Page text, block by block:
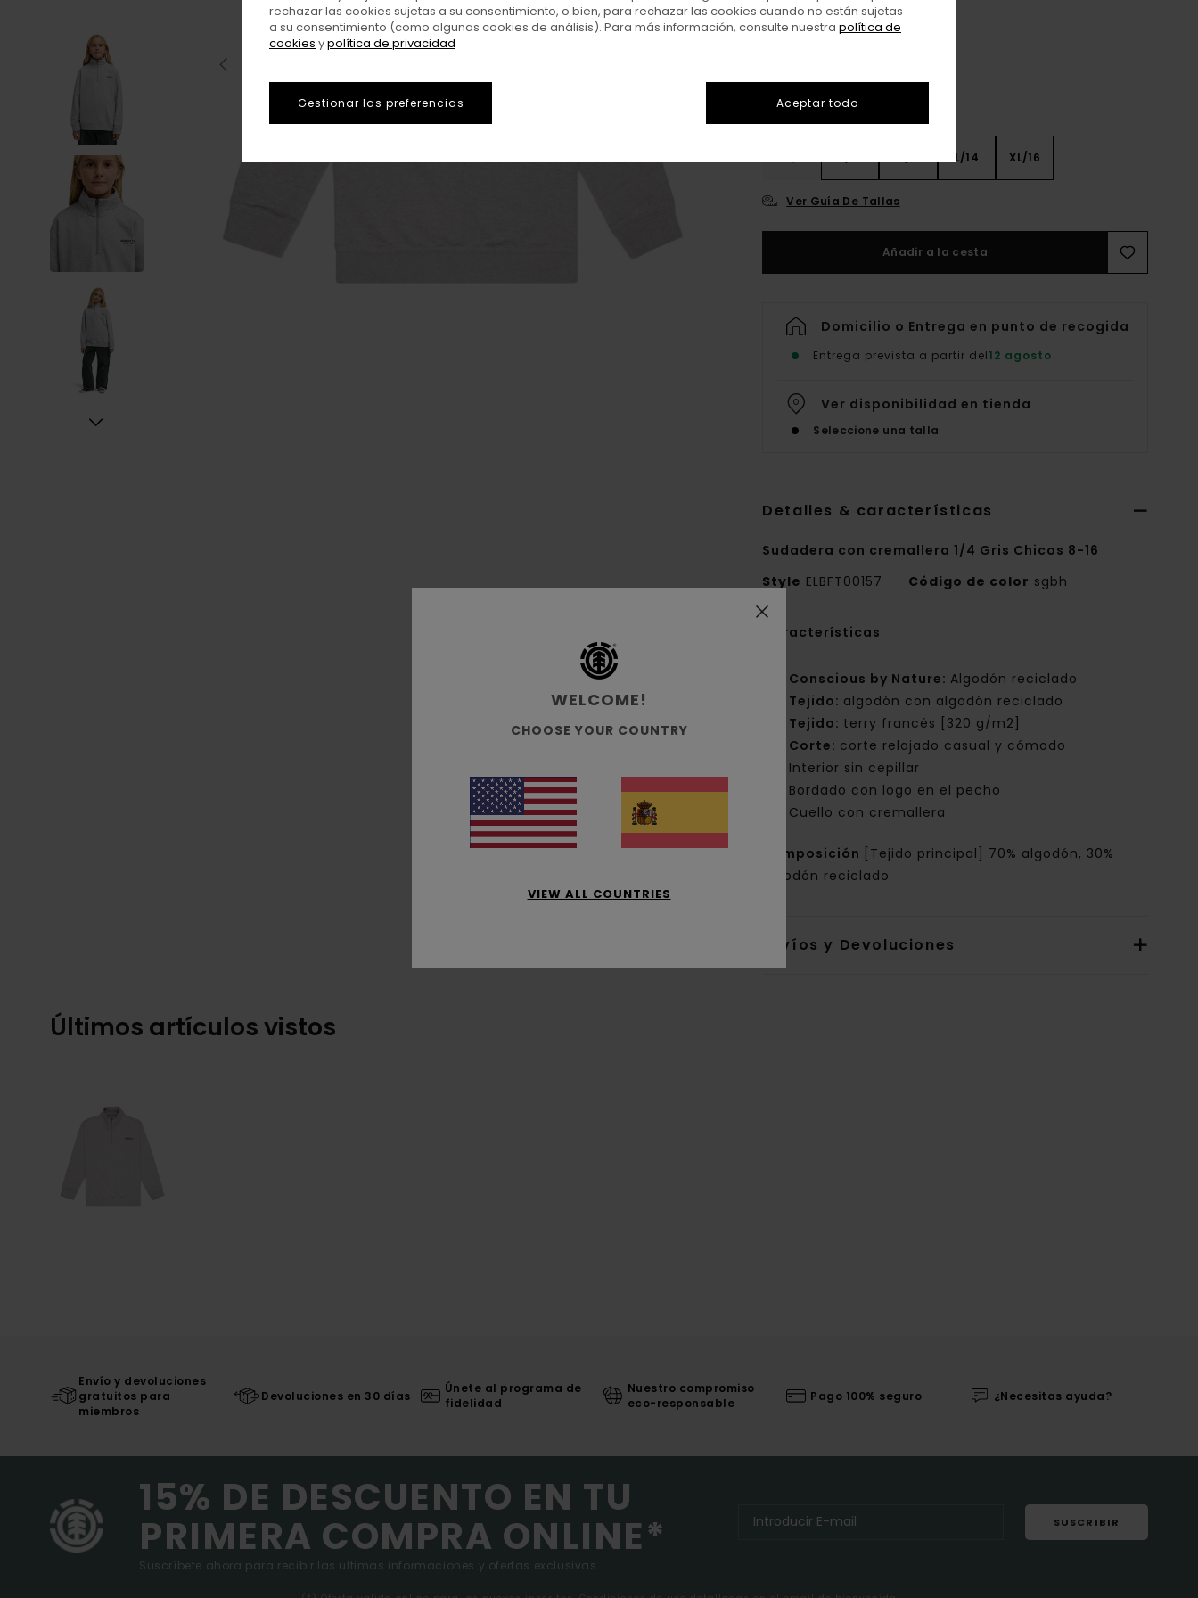
ColorMid Grey Heather
L/14 XL/16
Ver Guía De Tallas
Añadir a la cesta
Domicilio o Entrega en punto de recogida
Entrega prevista a partir del12 agosto
Ver disponibilidad en tienda
Seleccione una talla
Detalles & características
Sudadera con cremallera 1/4 Gris Chicos 8-16
Style ELBFT00157 Código de color sgbh
Características
Conscious by Nature: Algodón reciclado
Tejido: algodón con algodón reciclado
Tejido: terry francés [320 g/m2]
Corte: corte relajado casual y cómodo
Interior sin cepillar
Bordado con logo en el pecho
Cuello con cremallera
Composición
[Tejido principal] 70% algodón, 30%
algodón reciclado
Envíos y Devoluciones
Últimos artículos vistos
Envío y devoluciones
gratuitos para
miembros
Devoluciones en 30 días
Únete al programa de
fidelidad
Nuestro compromiso
eco-responsable
Pago 100% seguro ¿Necesitas ayuda?
15% DE DESCUENTO EN TU
PRIMERA COMPRA ONLINE*
Suscríbete ahora para recibir las ultimas informaciones y ofertas exclusivas.
SUSCRIBIR
WELCOME!
CHOOSE YOUR COUNTRY
VIEW ALL COUNTRIES
rechazar las cookies sujetas a su consentimiento, o bien, para rechazar las cookies cuando no están sujetas
a su consentimiento (como algunas cookies de análisis). Para más información, consulte nuestra política de
cookies ypolítica de privacidad
Gestionar las preferencias Aceptar todo